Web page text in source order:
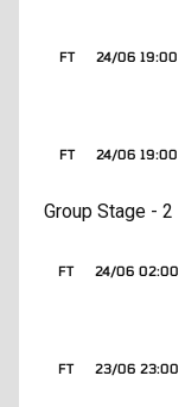
24/06 19:00
FT
24/06 19:00
FT
Group Stage - 2
24/06 02:00
FT
23/06 23:00
FT